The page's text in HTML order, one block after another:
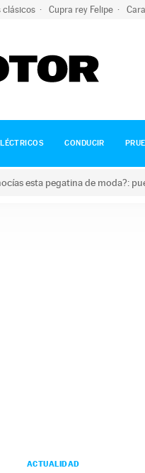
clásicos Cupra rey Felipe
CONDUCIR
esta pegatina de moda?:
ACTUALIDAD